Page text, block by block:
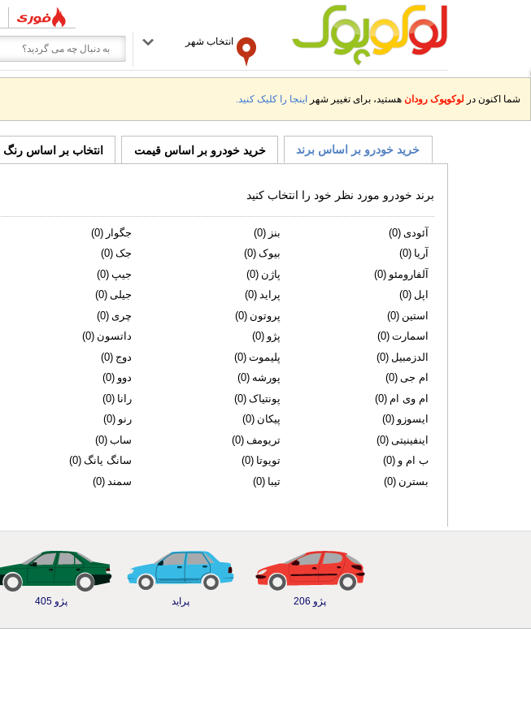
انتخاب شهر
شما اکنون در لوکوپوک رودان هستید، برای تغییر شهر اینجا را کلیک کنید.
خرید خودرو بر اساس برند خرید خودرو بر اساس قیمت انتخاب بر اساس رنگ
برند خودرو مورد نظر خود را انتخاب کنید
آئودی (0)
آریا (0)
آلفارومئو (0)
اپل (0)
استین (0)
اسمارت (0)
الدزمبیل (0)
ام جی (0)
ام وی ام (0)
ایسوزو (0)
اینفینیتی (0)
ب ام و (0)
بسترن (0)
بنز (0)
بیوک (0)
پاژن (0)
پراید (0)
پروتون (0)
پژو (0)
پلیموت (0)
پورشه (0)
پونتیاک (0)
پیکان (0)
تریومف (0)
تویوتا (0)
تیبا (0)
جگوار (0)
جک (0)
جیپ (0)
جیلی (0)
چری (0)
داتسون (0)
دوج (0)
دوو (0)
رانا (0)
رنو (0)
ساب (0)
سانگ یانگ (0)
سمند (0)
پژو 206 پراید پژو 405